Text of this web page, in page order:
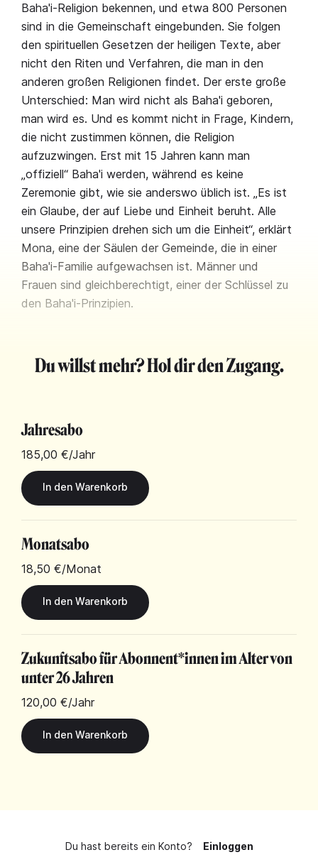
Baha'i-Religion bekennen, und etwa 800 Personen
sind in die Gemeinschaft eingebunden. Sie folgen
den spirituellen Gesetzen der heiligen Texte, aber
nicht den Riten und Verfahren, die man in den
anderen großen Religionen findet. Der erste große
Unterschied: Man wird nicht als Baha'i geboren,
man wird es. Und es kommt nicht in Frage, Kindern,
die nicht zustimmen können, die Religion
aufzuzwingen. Erst mit 15 Jahren kann man
„offiziell“ Baha'i werden, während es keine
Zeremonie gibt, wie sie anderswo üblich ist. „Es ist
ein Glaube, der auf Liebe und Einheit beruht. Alle
unsere Prinzipien drehen sich um die Einheit“, erklärt
Mona, eine der Säulen der Gemeinde, die in einer
Baha'i-Familie aufgewachsen ist. Männer und
Frauen sind gleichberechtigt, einer der Schlüssel zu
den Baha'i-Prinzipien.
Du willst mehr? Hol dir den Zugang.
Jahresabo
185,00 €/Jahr
Monatsabo
18,50 €/Monat
Zukunftsabo für Abonnent*innen im Alter von
unter 26 Jahren
120,00 €/Jahr
Du hast bereits ein Konto? Einloggen